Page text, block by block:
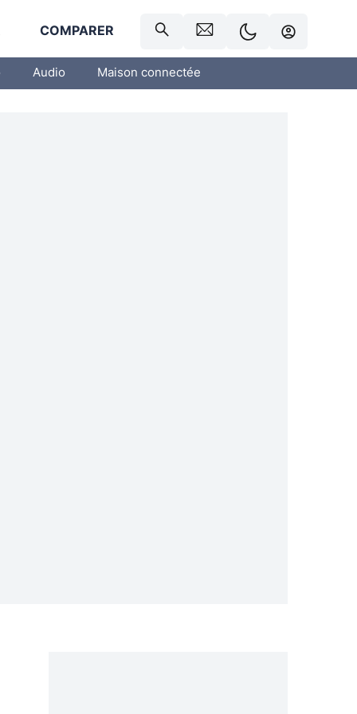
COMPARER
Audio Maison connectée